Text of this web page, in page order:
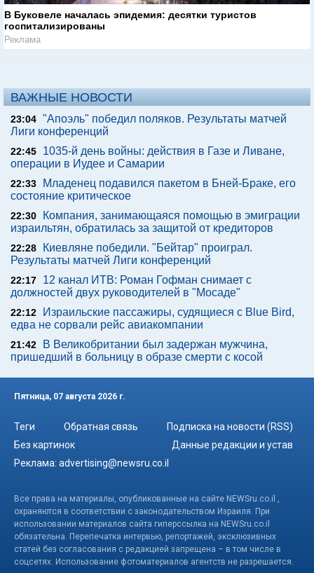
В Буковеле началась эпидемия: десятки туристов
госпитализированы
Реклама
ВАЖНЫЕ НОВОСТИ
23:04 "Апоэль" победил поляков. Результаты матчей
Лиги конференций
22:45
1035-й день войны: действия в Газе и Ливане,
операции в Иудее и Самарии
22:33
Младенец подавился пакетом в Бней-Браке, его
состояние критическое
22:30
Компания, занимающаяся помощью в эмиграции
израильтян, обратилась за защитой от кредиторов
22:28
Киевляне победили. "Бейтар" проиграл.
Результаты матчей Лиги конференций
22:17
12 канал ИТВ: Роман Гофман снимает с
должностей двух руководителей в "Мосаде"
22:12
Израильские пассажиры, судящиеся с Blue Bird,
едва не сорвали рейс авиакомпании
21:42
В Великобритании был задержан мужчина,
пришедший в больницу в образе смерти с косой
Пятница, 07 августа 2026 г.
Теги Обратная связь
Подписка на новости (RSS)
Без картинок
Данные редакции и устав
Реклама: advertising@newsru.co.il
Все права на материалы, опубликованные на сайте NEWSru.co.il ,
охраняются в соответствии с законодательством Израиля. При
использовании материалов сайта гиперссылка на NEWSru.co.il
обязательна. Перепечатка интервью, репортажей, эксклюзивных
статей без согласования с редакцией запрещена – в том числе в
соцсетях. Использование фотоматериалов агентств не разрешается.